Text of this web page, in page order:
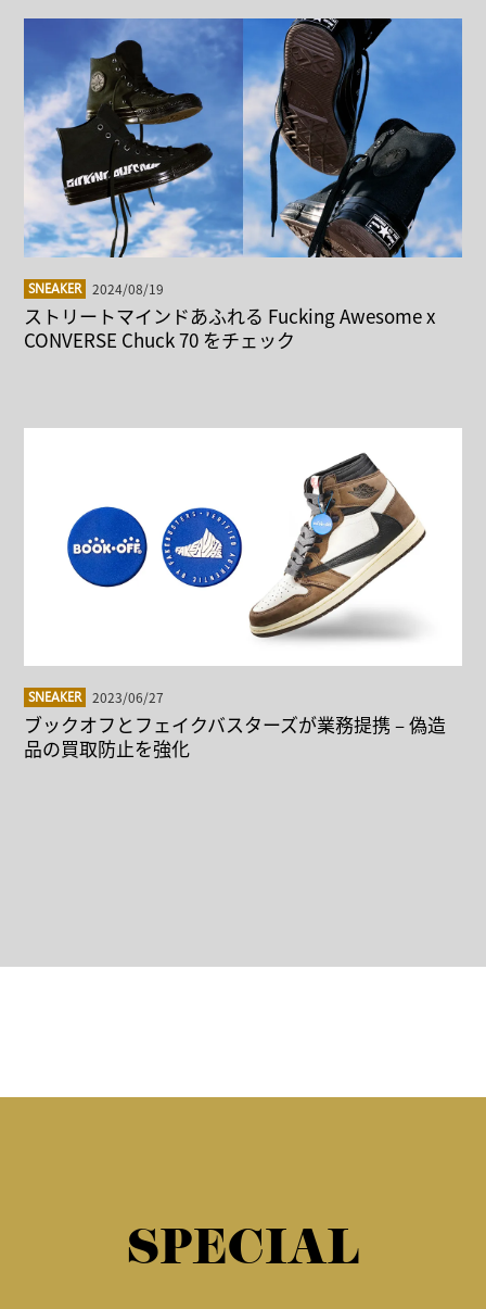
SNEAKER 2024/08/19
ストリートマインドあふれる Fucking Awesome x
CONVERSE Chuck 70 をチェック
SNEAKER 2023/06/27
ブックオフとフェイクバスターズが業務提携 – 偽造
品の買取防止を強化
SPECIAL